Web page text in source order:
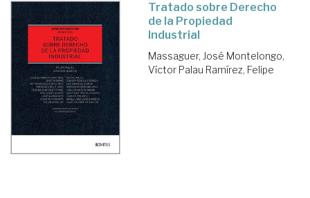
Tratado sobre Derecho
de la Propiedad
Industrial
Massaguer, José Montelongo,
Víctor Palau Ramírez, Felipe